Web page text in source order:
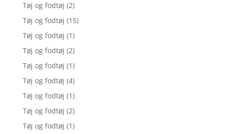
Tøj og fodtøj (2)
Tøj og fodtøj (15)
Tøj og fodtøj (1)
Tøj og fodtøj (2)
Tøj og fodtøj (1)
Tøj og fodtøj (4)
Tøj og fodtøj (1)
Tøj og fodtøj (2)
Tøj og fodtøj (1)